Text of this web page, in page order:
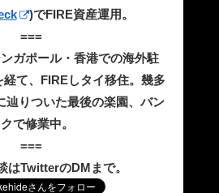
)でFIRE資産運用。
===
ガポール・香港での海外駐
て、FIREしタイ移住。幾多
辿りついた最後の楽園、バン
で修業中。
===
はTwitterのDMまで。